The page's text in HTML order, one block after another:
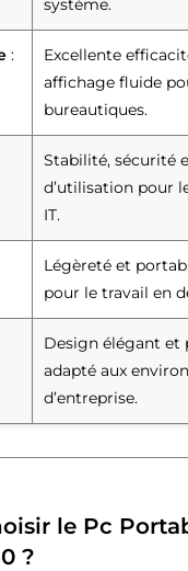
système.
:
Excellente
affichage fluide
bureautiques.
Stabilité, sécurité
d’utilisation pour
IT.
Légèreté et
pour le travail en
Design élégant et
adapté aux
d’entreprise.
le Pc
?